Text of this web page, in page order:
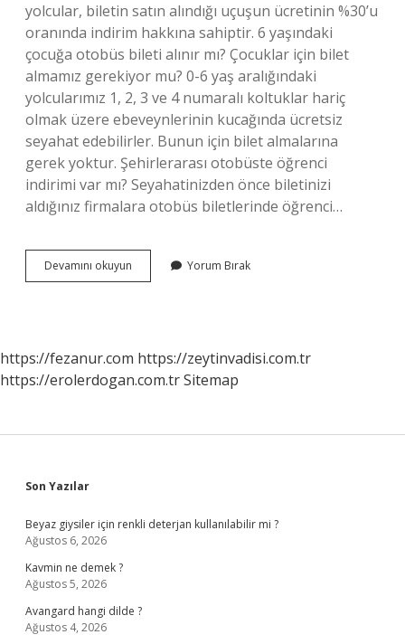
yolcular, biletin satın alındığı uçuşun ücretinin %30’u
oranında indirim hakkına sahiptir. 6 yaşındaki
çocuğa otobüs bileti alınır mı? Çocuklar için bilet
almamız gerekiyor mu? 0-6 yaş aralığındaki
yolcularımız 1, 2, 3 ve 4 numaralı koltuklar hariç
olmak üzere ebeveynlerinin kucağında ücretsiz
seyahat edebilirler. Bunun için bilet almalarına
gerek yoktur. Şehirlerarası otobüste öğrenci
indirimi var mı? Seyahatinizden önce biletinizi
aldığınız firmalara otobüs biletlerinde öğrenci…
Devamını okuyun
Koç
Yorum Bırak
https://fezanur.com https://zeytinvadisi.com.tr
https://erolerdogan.com.trSitemap
Sidebar
Son Yazılar
Beyaz giysiler için renkli deterjan kullanılabilir mi ?
Ağustos 6, 2026
Kavmin ne demek ?
Ağustos 5, 2026
Avangard hangi dilde ?
Ağustos 4, 2026